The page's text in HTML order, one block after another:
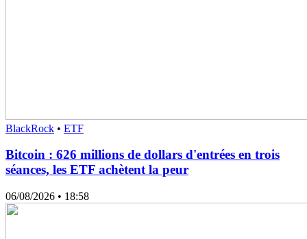
BlackRock • ETF
Bitcoin : 626 millions de dollars d'entrées en trois
séances, les ETF achètent la peur
06/08/2026 • 18:58